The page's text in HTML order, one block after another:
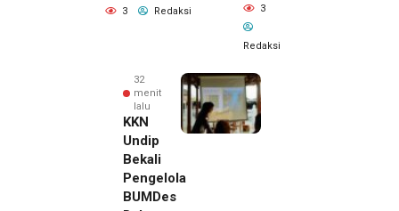
3 Redaksi 3
Redaksi
32
menit
lalu
KKN
Undip
Bekali
Pengelola
BUMDes